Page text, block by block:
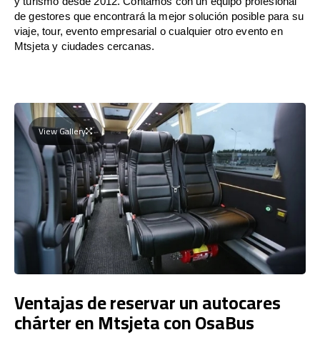
de gestores que encontrará la mejor solución posible para su
viaje, tour, evento empresarial o cualquier otro evento en
Mtsjeta y ciudades cercanas.
View Gallery
Ventajas de reservar un autocares
chárter en Mtsjeta con OsaBus